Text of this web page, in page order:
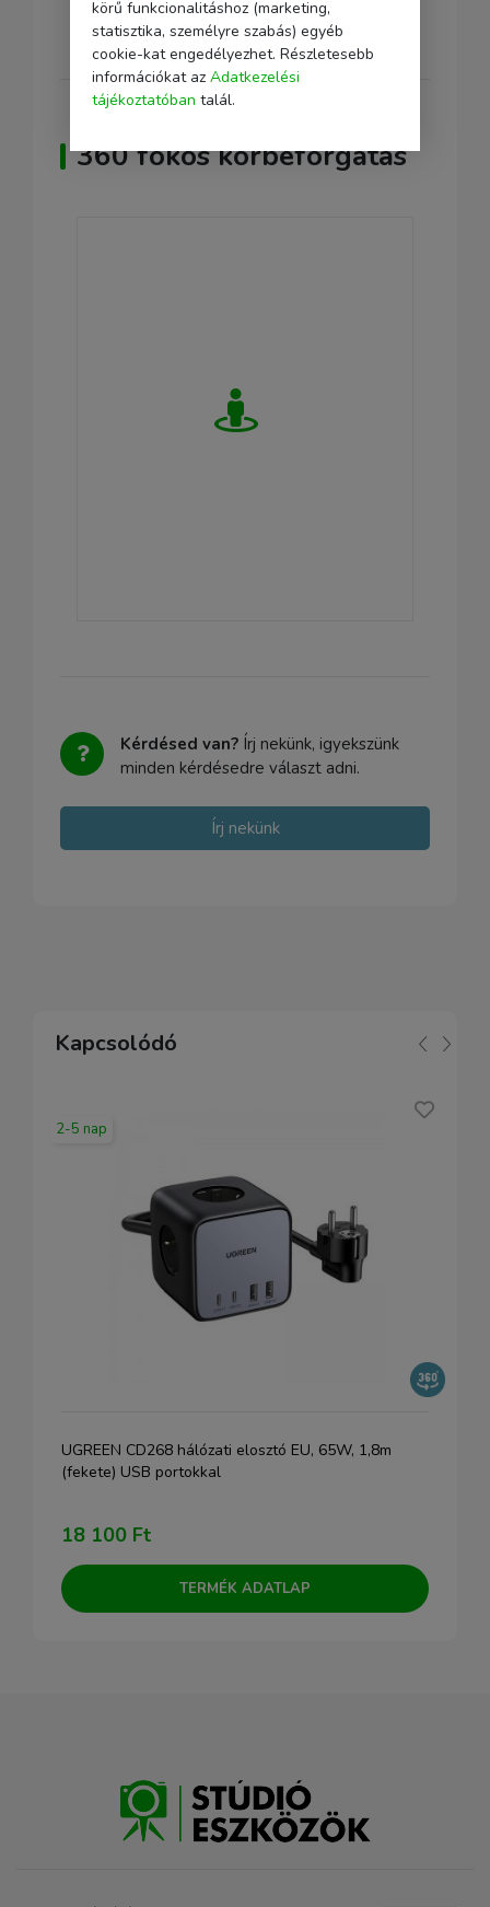
1 x Tech-Protect PCL3X4 hálózati elosztó
360 fokos körbeforgatás
Kérdésed van? Írj nekünk, igyekszünk
minden kérdésedre választ adni.
Írj nekünk
Kapcsolódó
2-5 nap
UGREEN CD268 hálózati elosztó EU, 65W, 1,8m
(fekete) USB portokkal
18 100 Ft
TERMÉK ADATLAP
körű funkcionalitáshoz (marketing,
statisztika, személyre szabás) egyéb
cookie-kat engedélyezhet. Részletesebb
információkat az Adatkezelési
tájékoztatóban talál.